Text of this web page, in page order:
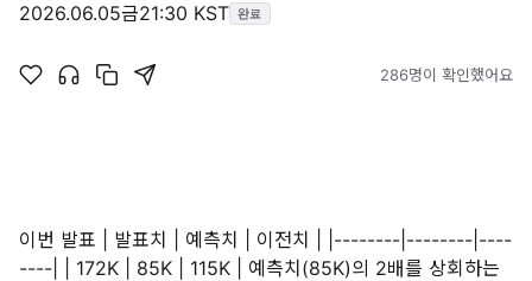
2026.06.05금21:30 KST 완료
286명이 확인했어요
이번 발표 | 발표치 | 예측치 | 이전치 | |--------|--------|----
----| | 172K | 85K | 115K | 예측치(85K)의 2배를 상회하는